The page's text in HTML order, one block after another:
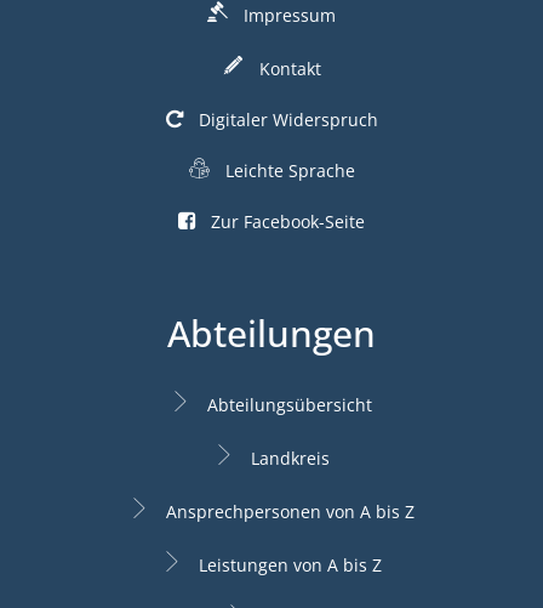
Impressum
Kontakt
Digitaler Widerspruch
Leichte Sprache
Zur Facebook-Seite
Abteilungen
Abteilungsübersicht
Landkreis
Ansprechpersonen von A bis Z
Leistungen von A bis Z